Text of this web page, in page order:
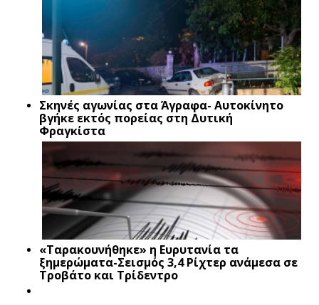
Σκηνές αγωνίας στα Άγραφα- Αυτοκίνητο
βγήκε εκτός πορείας στη Δυτική
Φραγκίστα
«Ταρακουνήθηκε» η Ευρυτανία τα
ξημερώματα-Σεισμός 3,4 Ρίχτερ ανάμεσα σε
Τροβάτο και Τρίδεντρο